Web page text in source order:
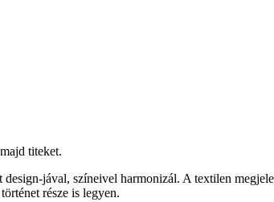
titeket.
jával, színeivel harmonizál. A textilen
része is legyen.